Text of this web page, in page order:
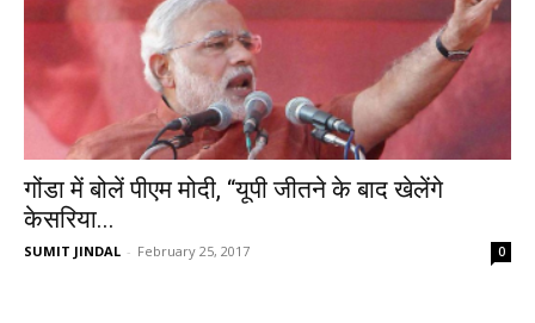
गोंडा में बोलें पीएम मोदी, “यूपी जीतने के बाद खेलेंगे
केसरिया...
SUMIT JINDAL - February 25, 2017 0